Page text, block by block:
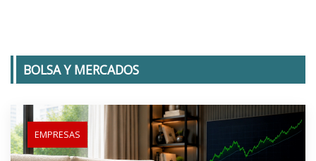
BOLSA Y MERCADOS
EMPRESAS